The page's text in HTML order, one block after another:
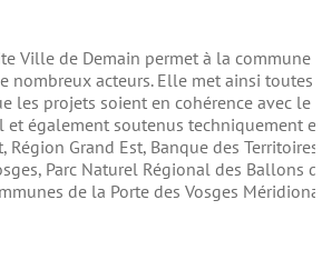
Ville de Demain permet à la commune
nombreux acteurs. Elle met ainsi toutes
les projets soient en cohérence avec le
également soutenus techniquement et
Grand Est, Banque des Territoires,
Parc Naturel Régional des Ballons
de la Porte des Vosges